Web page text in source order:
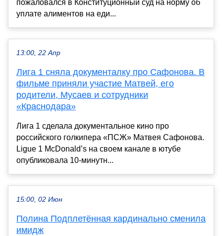
пожаловался в Конституционный суд на норму об
уплате алиментов на еди...
13:00, 22 Апр
Лига 1 сняла документалку про Сафонова. В
фильме приняли участие Матвей, его
родители, Мусаев и сотрудники
«Краснодара»
Лига 1 сделала документальное кино про
российского голкипера «ПСЖ» Матвея Сафонова.
Ligue 1 McDonald’s на своем канале в ютубе
опубликовала 10-минутн...
15:00, 02 Июн
Полина Подплетённая кардинально сменила
имидж